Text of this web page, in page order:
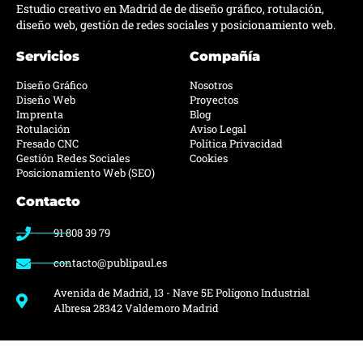
Estudio creativo en Madrid de de diseño gráfico, rotulación,
diseño web, gestión de redes sociales y posicionamiento web.
Servicios
Diseño Gráfico
Diseño Web
Imprenta
Rotulación
Fresado CNC
Gestión Redes Sociales
Posicionamiento Web (SEO)
Compañía
Nosotros
Proyectos
Blog
Aviso Legal
Política Privacidad
Cookies
Contacto
91 808 39 79
contacto@publipaul.es
Avenida de Madrid, 13 - Nave 5E Polígono Industrial
Albresa 28342 Valdemoro Madrid